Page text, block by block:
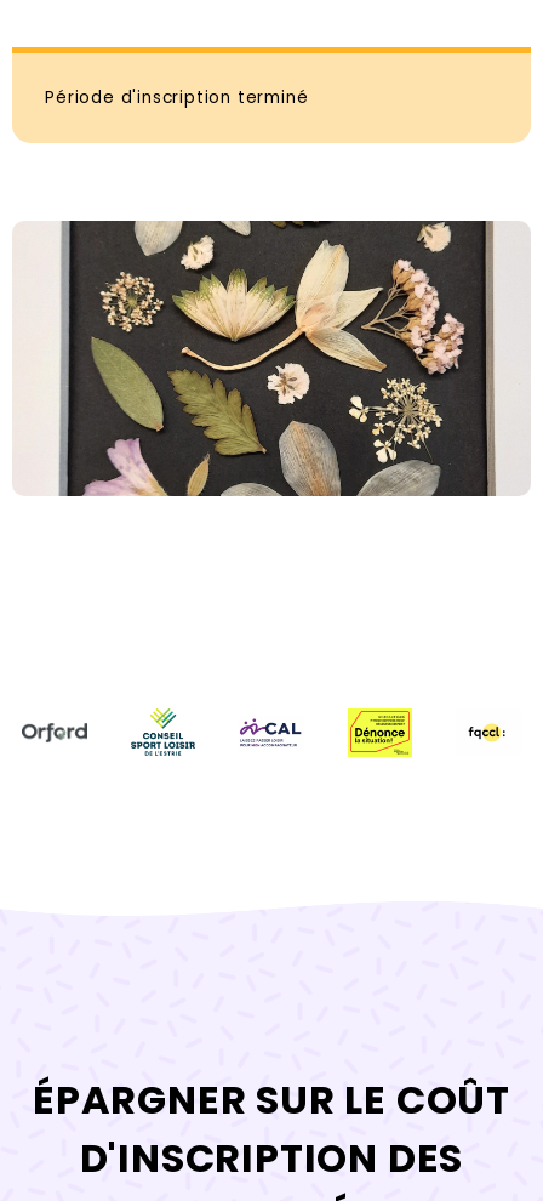
Période d'inscription terminé
ÉPARGNER SUR LE COÛT
D'INSCRIPTION DES